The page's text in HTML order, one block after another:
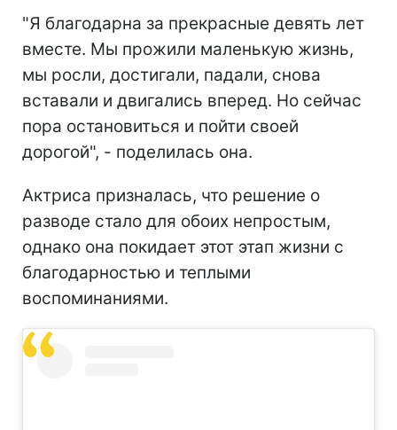
"Я благодарна за прекрасные девять лет
вместе. Мы прожили маленькую жизнь,
мы росли, достигали, падали, снова
вставали и двигались вперед. Но сейчас
пора остановиться и пойти своей
дорогой", - поделилась она.
Актриса призналась, что решение о
разводе стало для обоих непростым,
однако она покидает этот этап жизни с
благодарностью и теплыми
воспоминаниями.